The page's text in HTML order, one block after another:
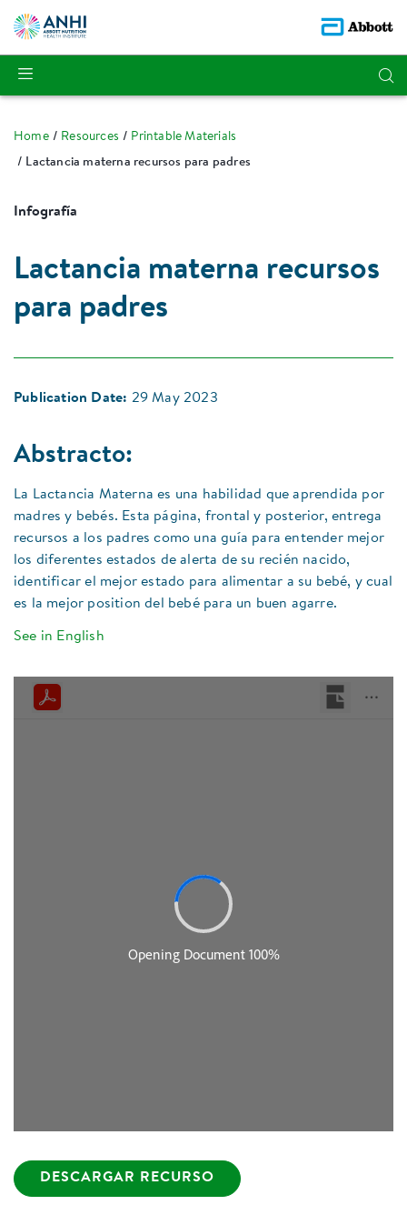
Home Resources
Printable Materials
Lactancia materna recursos para padres
Infografía
Lactancia materna recursos
para padres
Publication Date: 29 May 2023
Abstracto:
La Lactancia Materna es una habilidad que aprendida por
madres y bebés. Esta página, frontal y posterior, entrega
recursos a los padres como una guía para entender mejor
los diferentes estados de alerta de su recién nacido,
identificar el mejor estado para alimentar a su bebé, y cual
es la mejor position del bebé para un buen agarre.
See in English
DESCARGAR RECURSO